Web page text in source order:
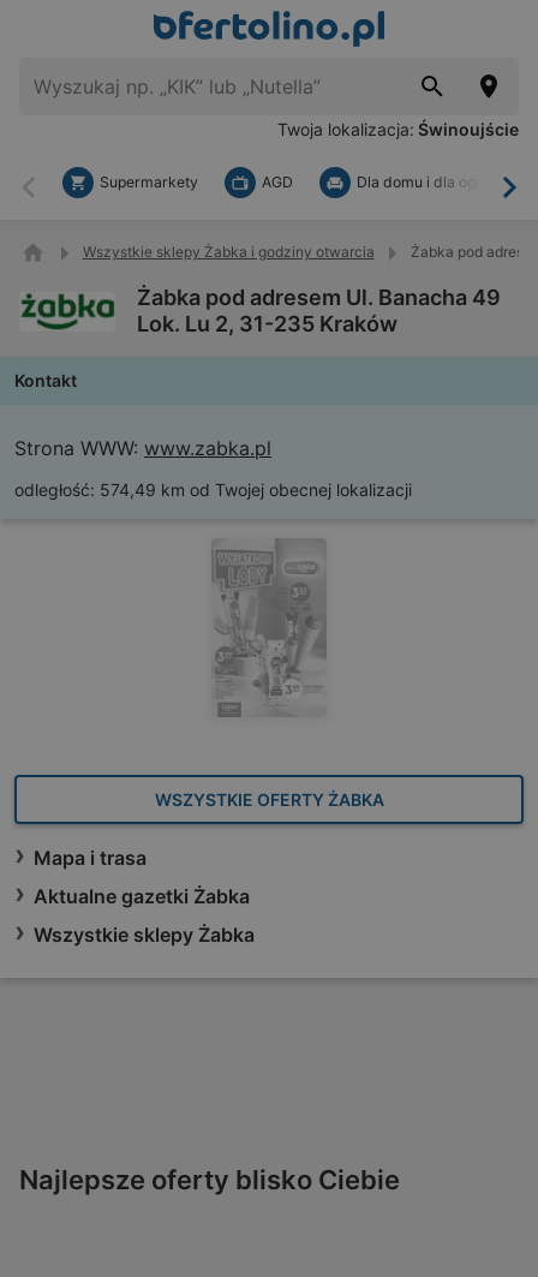
Twoja lokalizacja: Świnoujście
Wstecz
Supermarkety AGD Dla domu i dla ogrodu
Wszystkie sklepy Żabka i godziny otwarcia Żabka pod
Żabka pod adresem Ul. Banacha 49
Lok. Lu 2, 31-235 Kraków
Kontakt
Strona WWW: www.zabka.pl
odległość: 574,49 km od Twojej obecnej lokalizacji
WSZYSTKIE OFERTY ŻABKA
Mapa i trasa
Aktualne gazetki Żabka
Wszystkie sklepy Żabka
Najlepsze oferty blisko Ciebie